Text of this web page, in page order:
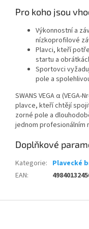
Pro koho jsou
Výkonnostní a
nízkoprofilové
Plavci, kteří
startu a
Sportovci
pole a
SWANS VEGA α
plavce, kteří chtějí
zorné pole a
jednom profesionálním
Doplňkové
Kategorie: Plavecké
EAN: